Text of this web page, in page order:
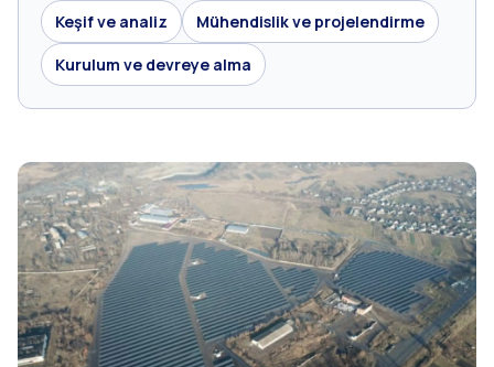
Keşif ve analiz Mühendislik ve projelendirme
Kurulum ve devreye alma